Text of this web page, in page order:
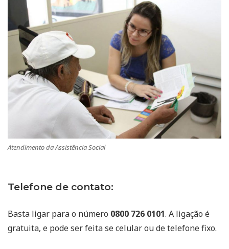
Atendimento da Assistência Social
Telefone de contato:
Basta ligar para o número 0800 726 0101. A ligação é
gratuita, e pode ser feita se celular ou de telefone fixo.